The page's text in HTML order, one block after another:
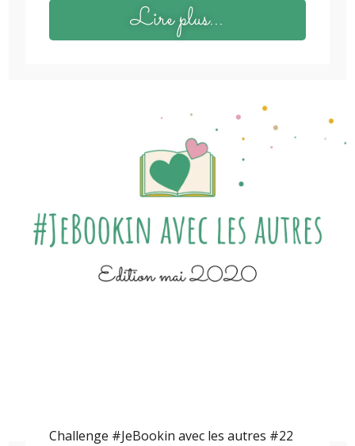
Lire plus...
Challenge #JeBookin avec les autres #22